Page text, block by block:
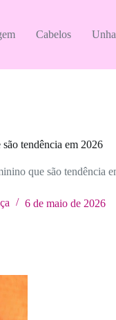
Cabelos
tendência em 2026
que são tendência
6 de maio de 2026